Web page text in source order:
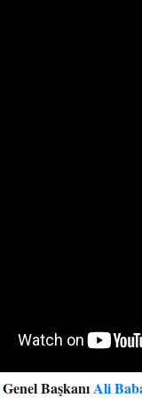
Genel BaşkanıAli